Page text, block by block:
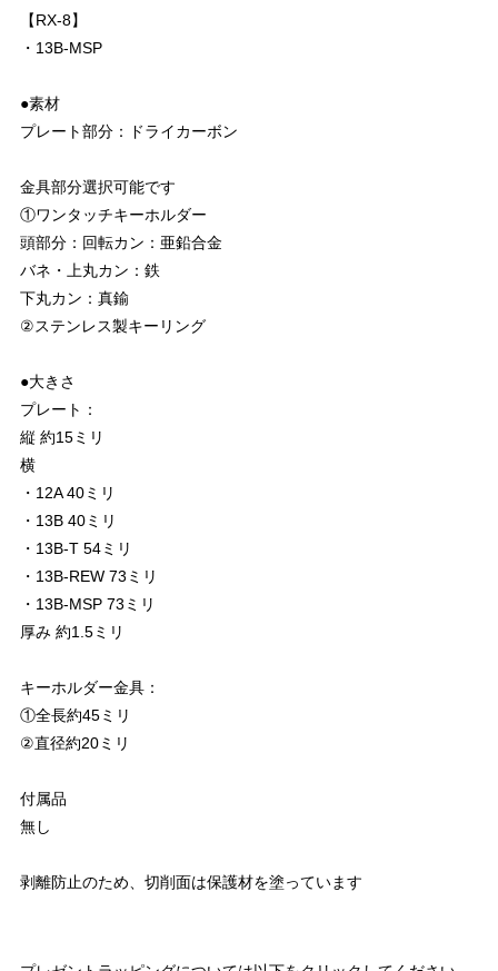
【RX-8】
・13B-MSP
●素材
プレート部分：ドライカーボン
金具部分選択可能です
①ワンタッチキーホルダー
頭部分：回転カン：亜鉛合金
バネ・上丸カン：鉄
下丸カン：真鍮
②ステンレス製キーリング
●大きさ
プレート：
縦 約15ミリ
横
・12A 40ミリ
・13B 40ミリ
・13B-T 54ミリ
・13B-REW 73ミリ
・13B-MSP 73ミリ
厚み 約1.5ミリ
キーホルダー金具：
①全長約45ミリ
②直径約20ミリ
付属品
無し
剥離防止のため、切削面は保護材を塗っています